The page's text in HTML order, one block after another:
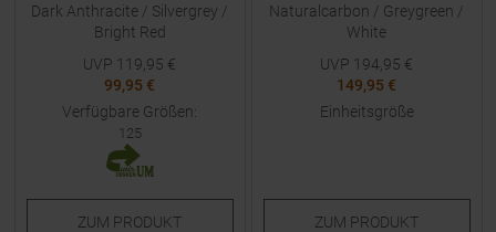
Dark Anthracite / Silvergrey /
Bright Red
UVP 119,95 €
99,95 €
Verfügbare Größen:
125
ZUM PRODUKT
Naturalcarbon / Greygreen /
White
UVP 194,95 €
149,95 €
Einheitsgröße
ZUM PRODUKT